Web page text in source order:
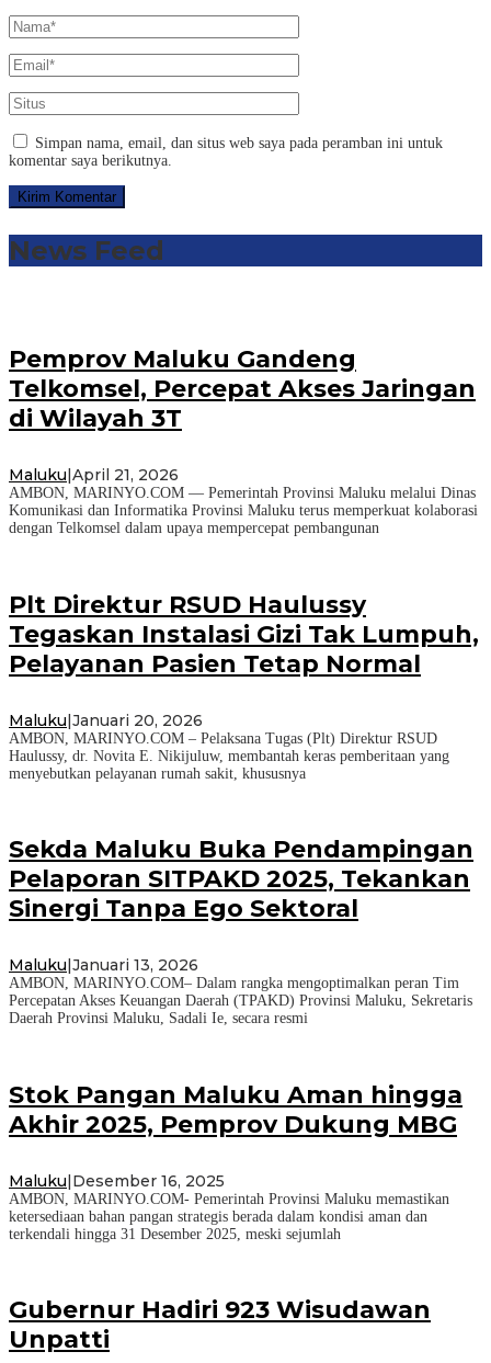
Simpan nama, email, dan situs web saya pada peramban ini untuk
komentar saya berikutnya.
News Feed
Pemprov Maluku Gandeng
Telkomsel, Percepat Akses Jaringan
di Wilayah 3T
Maluku April 21, 2026
AMBON, MARINYO.COM — Pemerintah Provinsi Maluku melalui Dinas
Komunikasi dan Informatika Provinsi Maluku terus memperkuat kolaborasi
dengan Telkomsel dalam upaya mempercepat pembangunan
Plt Direktur RSUD Haulussy
Tegaskan Instalasi Gizi Tak Lumpuh,
Pelayanan Pasien Tetap Normal
Maluku|Januari 20, 2026
AMBON, MARINYO.COM – Pelaksana Tugas (Plt) Direktur RSUD
Haulussy, dr. Novita E. Nikijuluw, membantah keras pemberitaan yang
menyebutkan pelayanan rumah sakit, khususnya
Sekda Maluku Buka Pendampingan
Pelaporan SITPAKD 2025, Tekankan
Sinergi Tanpa Ego Sektoral
Maluku Januari 13, 2026
AMBON, MARINYO.COM– Dalam rangka mengoptimalkan peran Tim
Percepatan Akses Keuangan Daerah (TPAKD) Provinsi Maluku, Sekretaris
Daerah Provinsi Maluku, Sadali Ie, secara resmi
Stok Pangan Maluku Aman hingga
Akhir 2025, Pemprov Dukung MBG
Maluku|Desember 16, 2025
AMBON, MARINYO.COM- Pemerintah Provinsi Maluku memastikan
ketersediaan bahan pangan strategis berada dalam kondisi aman dan
terkendali hingga 31 Desember 2025, meski sejumlah
Gubernur Hadiri 923 Wisudawan
Unpatti